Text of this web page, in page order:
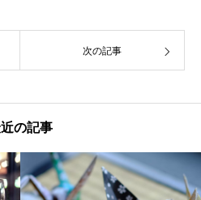
次の記事
の記事